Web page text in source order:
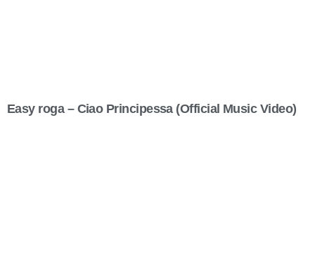
Easy roga – Ciao Principessa (Official Music Video)